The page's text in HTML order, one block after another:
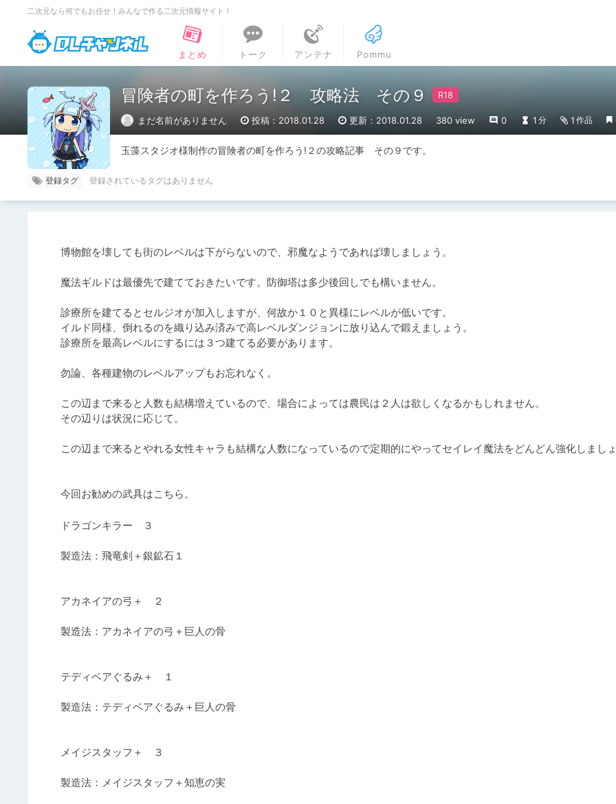
二次元なら何でもお任せ！みんなで作る二次元情報サイト！
DLチャンネル
まとめ
トーク アンテナ Pommu
冒険者の町を作ろう!２ 攻略法 その９
まだ名前がありません 投稿：2018.01.28 更新：2018.01.28 380 view 0 1 分 1 作品
玉藻スタジオ様制作の冒険者の町を作ろう!２の攻略記事　その９です。
登録タグ
博物館を壊しても街のレベルは下がらないので、邪魔なようであれば壊しましょう。
魔法ギルドは最優先で建てておきたいです。防御塔は多少後回しでも構いません。
診療所を建てるとセルジオが加入しますが、何故か１０と異様にレベルが低いです。
イルド同様、倒れるのを織り込み済みで高レベルダンジョンに放り込んで鍛えましょう。
診療所を最高レベルにするには３つ建てる必要があります。
勿論、各種建物のレベルアップもお忘れなく。
この辺まで来ると人数も結構増えているので、場合によっては農民は２人は欲しくなるかもしれません。
その辺りは状況に応じて。
この辺まで来るとやれる女性キャラも結構な人数になっているので定期的にやってセイレイ魔法をどんどん強化しまし
今回お勧めの武具はこちら。
ドラゴンキラー　３
製造法：飛竜剣＋銀鉱石１
アカネイアの弓＋　２
製造法：アカネイアの弓＋巨人の骨
テディベアぐるみ＋　１
製造法：テディベアぐるみ＋巨人の骨
メイジスタッフ＋　３
製造法：メイジスタッフ＋知恵の実